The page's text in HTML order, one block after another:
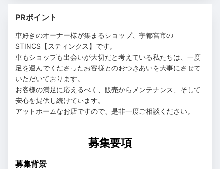
PRポイント
車好きのオーナー様が集まるショップ、宇都宮市の
STINCS【スティンクス】です。
車もショップも出会いが大切だと考えている私たちは、一度
足を運んでくださったお客様とのおつきあいを大事にさせて
いただいております。
お客様の満足に応えるべく、販売からメンテナンス、そして
安心を提供し続けています。
アットホームなお店ですので、是非一度ご相談ください。
募集要項
募集背景